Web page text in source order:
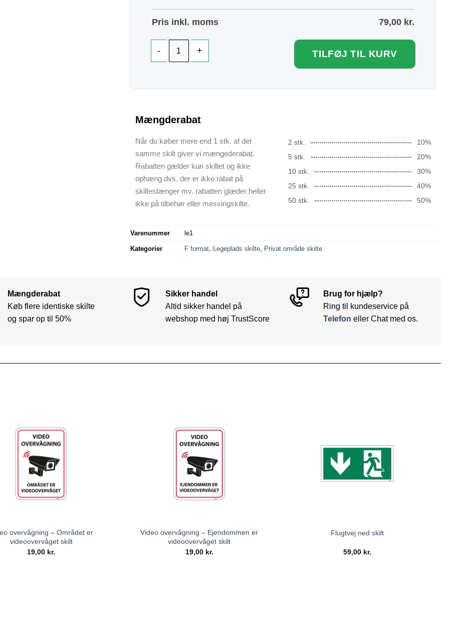
Pris inkl. moms 79,00 kr.
TILFØJ TIL KURV
Mængderabat
Når du køber mere end 1 stk. af det
samme skilt giver vi mængederabat.
Rabatten gælder kun skiltet og ikke
ophæng dvs. der er ikke rabat på
skiltestænger mv. rabatten glæder heller
ikke på tilbehør eller messingskilte.
2 stk.
10%
5 stk.
20%
10 stk.
30%
25 stk.
40%
50 stk.
50%
Varenummer le1
Kategorier F format Legeplads skilte Privat område skilte
Mængderabat
Køb flere identiske skilte
og spar op til 50%
Sikker handel
Altid sikker handel på
webshop med høj TrustScore
Brug for hjælp?
Ring til kundeservice på
Telefon eller Chat med os.
overvågning – Området er
videoovervåget skilt
19,00 kr.
Video overvågning – Ejendommen er
videoovervåget skilt
19,00 kr.
Flugtvej ned skilt
59,00 kr.